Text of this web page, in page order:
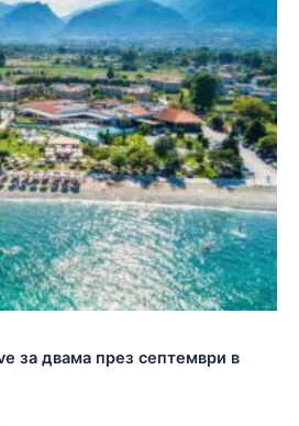
за двама през септември в